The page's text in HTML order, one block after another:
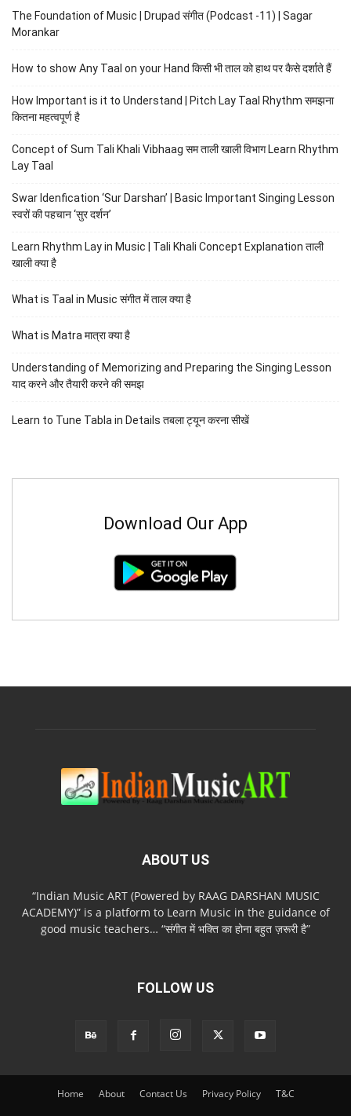
The Foundation of Music | Drupad संगीत (Podcast -11) | Sagar
Morankar
How to show Any Taal on your Hand किसी भी ताल को हाथ पर कैसे दर्शाते हैं
How Important is it to Understand | Pitch Lay Taal Rhythm समझना
कितना महत्वपूर्ण है
Concept of Sum Tali Khali Vibhaag सम ताली खाली विभाग Learn Rhythm
Lay Taal
Swar Idenfication ‘Sur Darshan’ | Basic Important Singing Lesson
स्वरों की पहचान ‘सुर दर्शन’
Learn Rhythm Lay in Music | Tali Khali Concept Explanation ताली
खाली क्या है
What is Taal in Music संगीत में ताल क्या है
What is Matra मात्रा क्या है
Understanding of Memorizing and Preparing the Singing Lesson
याद करने और तैयारी करने की समझ
Learn to Tune Tabla in Details तबला ट्यून करना सीखें
Download Our App
ABOUT US
“Indian Music ART (Powered by RAAG DARSHAN MUSIC
ACADEMY)” is a platform to Learn Music in the guidance of
good music teachers… “संगीत में भक्ति का होना बहुत ज़रूरी है”
FOLLOW US
Home About Contact Us Privacy Policy T&C